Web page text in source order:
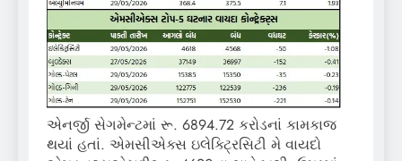
એનર્જી સેગમેન્ટમાં રૂ. 6894.72 કરોડનાં કામકાજ
થયાં હતાં. એમસીએક્સ ઇલેક્ટ્રિસિટી મે વાયદો